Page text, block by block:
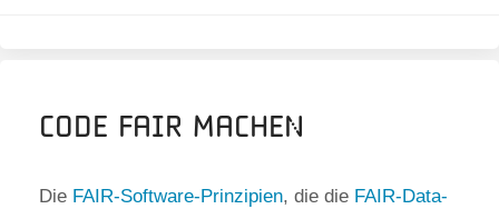
Code FAIR machen
Die FAIR-Software-Prinzipien, die die FAIR-Data-